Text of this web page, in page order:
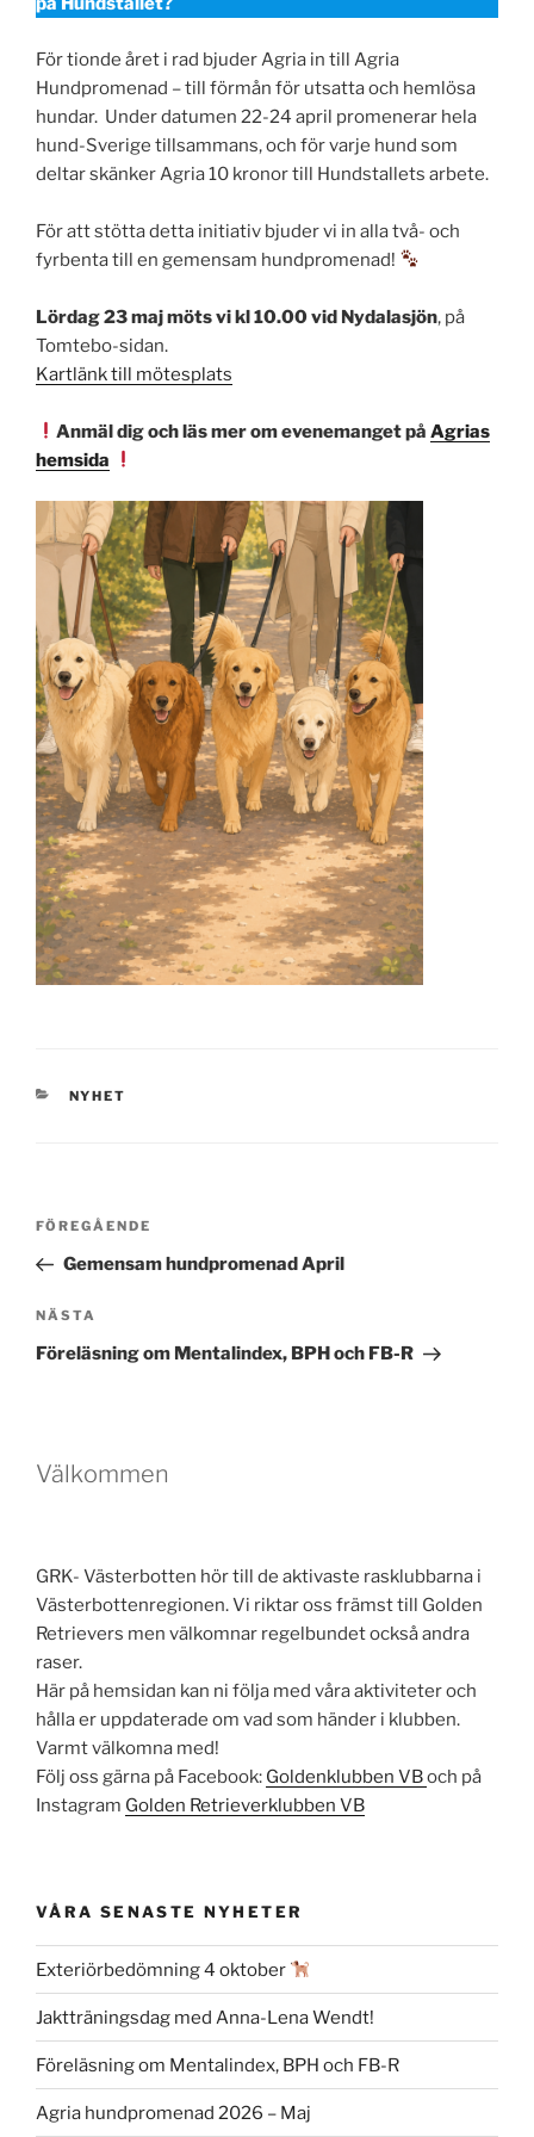
För tionde året i rad bjuder Agria in till Agria
Hundpromenad – till förmån för utsatta och hemlösa
hundar. Under datumen 22-24 april promenerar hela
hund-Sverige tillsammans, och för varje hund som
deltar skänker Agria 10 kronor till Hundstallets arbete.
För att stötta detta initiativ bjuder vi in alla två- och
fyrbenta till en gemensam hundpromenad!
Lördag 23 maj möts vi kl 10.00 vid Nydalasjön, på
Tomtebo-sidan.
Kartlänk till mötesplats
Anmäl dig och läs mer om evenemanget påAgrias
hemsida
KATEGORIER
NYHET
Inläggsnavigering
Föregående
inlägg
FÖREGÅENDE
Gemensam hundpromenad April
Nästa
inlägg
NÄSTA
Föreläsning om Mentalindex, BPH och FB-R
Välkommen
GRK- Västerbotten hör till de aktivaste rasklubbarna i
Västerbottenregionen. Vi riktar oss främst till Golden
Retrievers men välkomnar regelbundet också andra
raser.
Här på hemsidan kan ni följa med våra aktiviteter och
hålla er uppdaterade om vad som händer i klubben.
Varmt välkomna med!
Följ oss gärna på Facebook: Goldenklubben VBoch på
Instagram Golden Retrieverklubben VB
VÅRA SENASTE NYHETER
Exteriörbedömning 4 oktober
Jaktträningsdag med Anna-Lena Wendt!
Föreläsning om Mentalindex, BPH och FB-R
Agria hundpromenad 2026 – Maj